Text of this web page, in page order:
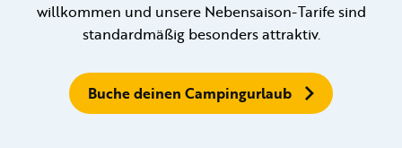
+31 (0) 577 411 283
willkommen und unsere Nebensaison-Tarife sind
standardmäßig besonders attraktiv.
Buche deinen Campingurlaub